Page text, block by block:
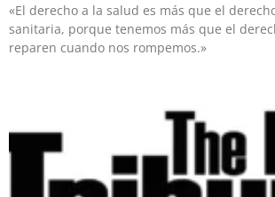
«El derecho a la salud es más que el
sanitaria, porque tenemos más que el
reparen cuando nos rompemos.»